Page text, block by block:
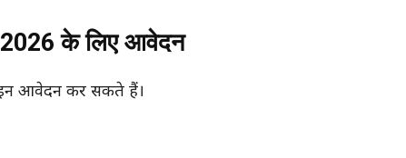
के लिए आवेदन
आवेदन कर सकते हैं।